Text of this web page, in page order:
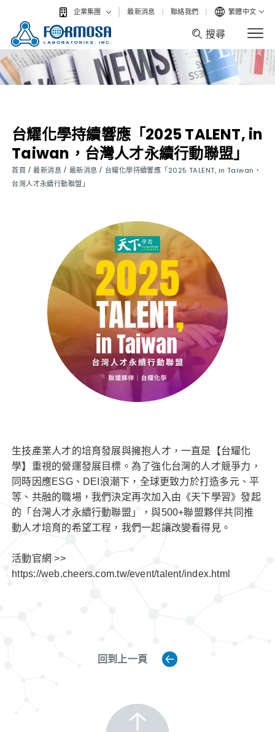
企業集團 最新消息 聯絡我們 繁體中文
搜尋
搜尋
台耀化學持續響應「2025 TALENT, in
Taiwan，台灣人才永續行動聯盟」
首頁 / 最新消息 / 最新消息 / 台耀化學持續響應「2025 TALENT, in Taiwan，
台灣人才永續行動聯盟」
生技產業人才的培育發展與擁抱人才，一直是【台耀化
學】重視的營運發展目標。為了強化台灣的人才競爭力，
同時因應ESG、DEI浪潮下，全球更致力於打造多元、平
等、共融的職場，我們決定再次加入由《天下學習》發起
的「台灣人才永續行動聯盟」，與500+聯盟夥伴共同推
動人才培育的希望工程，我們一起讓改變看得見。
活動官網 >>
https://web.cheers.com.tw/event/talent/index.html
回到上一頁